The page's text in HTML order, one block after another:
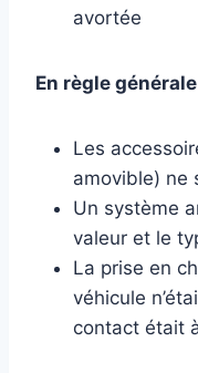
avortée
En règle
Les
amovible) ne
Un système
valeur et le
La prise en
véhicule
contact était